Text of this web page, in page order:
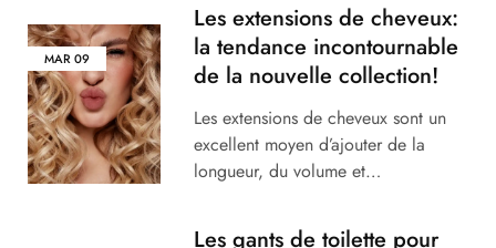
MAR09
Les extensions de cheveux:
la tendance incontournable
de la nouvelle collection!
Les extensions de cheveux sont un
excellent moyen d’ajouter de la
longueur, du volume et…
Les gants de toilette pour